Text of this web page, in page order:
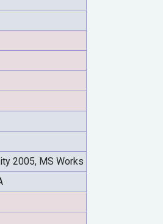
2005, MS Works